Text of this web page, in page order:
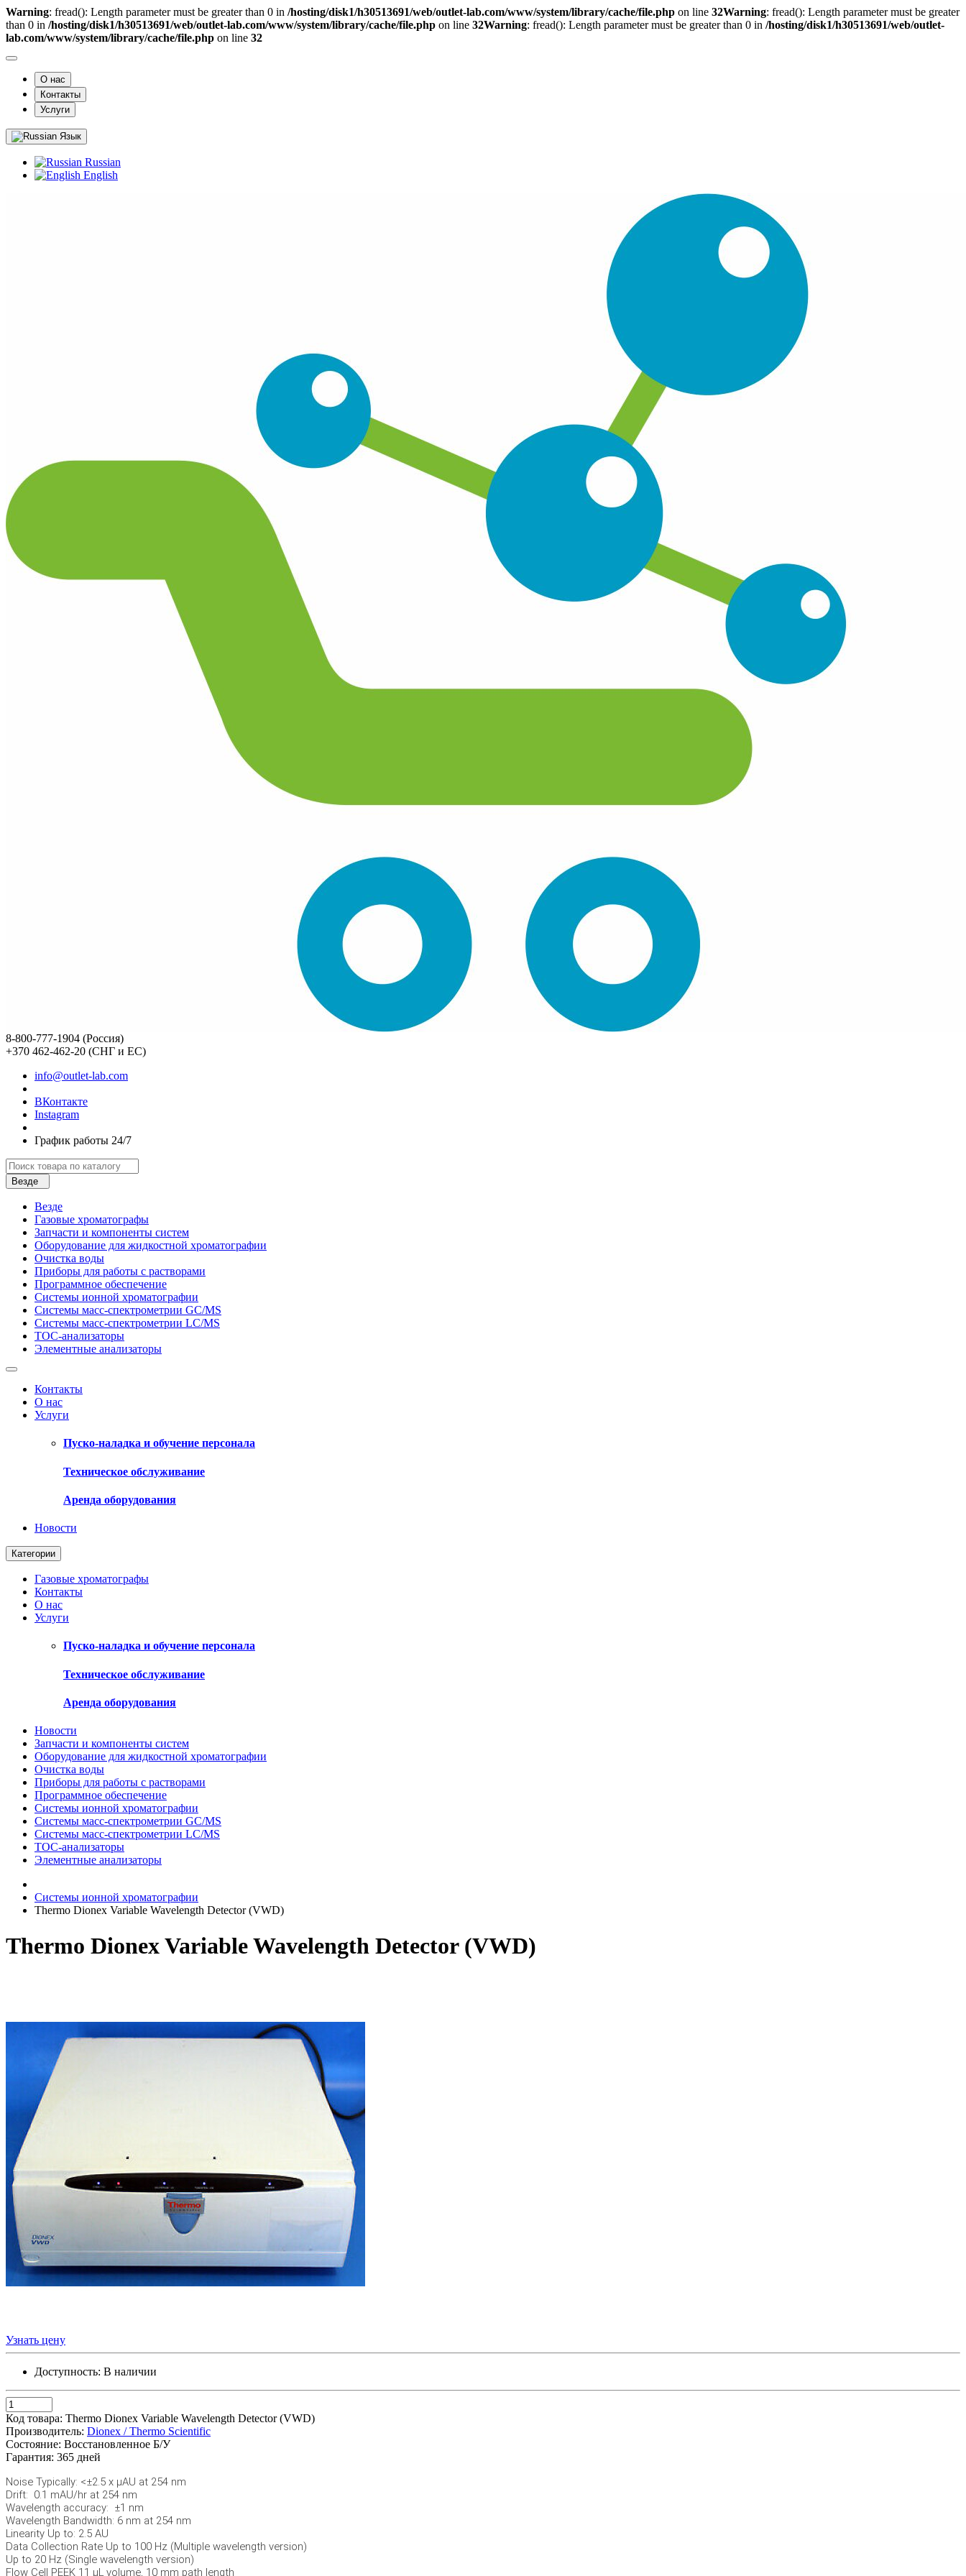
Warning: fread(): Length parameter must be greater than 0 in /hosting/disk1/h30513691/web/outlet-lab.com/www/system/library/cache/file.php on line 32Warning: fread(): Length parameter must be greater
than 0 in /hosting/disk1/h30513691/web/outlet-lab.com/www/system/library/cache/file.php on line 32Warning: fread(): Length parameter must be greater than 0 in /hosting/disk1/h30513691/web/outlet-
lab.com/www/system/library/cache/file.php on line 32
О нас
Контакты
Услуги
Язык
Russian
English
8-800-777-1904 (Россия)
+370 462-462-20 (СНГ и ЕС)
info@outlet-lab.com
ВКонтакте
Instagram
График работы 24/7
Везде
Везде
Газовые хроматографы
Запчасти и компоненты систем
Оборудование для жидкостной хроматографии
Очистка воды
Приборы для работы с растворами
Программное обеспечение
Системы ионной хроматографии
Системы масс-спектрометрии GC/MS
Системы масс-спектрометрии LC/MS
ТОС-анализаторы
Элементные анализаторы
Контакты
О нас
Услуги
Пуско-наладка и обучение персонала
Техническое обслуживание
Аренда оборудования
Новости
Категории
Газовые хроматографы
Контакты
О нас
Услуги
Пуско-наладка и обучение персонала
Техническое обслуживание
Аренда оборудования
Новости
Запчасти и компоненты систем
Оборудование для жидкостной хроматографии
Очистка воды
Приборы для работы с растворами
Программное обеспечение
Системы ионной хроматографии
Системы масс-спектрометрии GC/MS
Системы масс-спектрометрии LC/MS
ТОС-анализаторы
Элементные анализаторы
Системы ионной хроматографии
Thermo Dionex Variable Wavelength Detector (VWD)
Thermo Dionex Variable Wavelength Detector (VWD)
Узнать цену
Доступность: В наличии
Код товара: Thermo Dionex Variable Wavelength Detector (VWD)
Производитель: Dionex / Thermo Scientific
Состояние: Восстановленное Б/У
Гарантия: 365 дней
Noise Typically: <±2.5 x µAU at 254 nm
Drift: 0.1 mAU/hr at 254 nm
Wavelength accuracy: ±1 nm
Wavelength Bandwidth: 6 nm at 254 nm
Linearity Up to: 2.5 AU
Data Collection Rate Up to 100 Hz (Multiple wavelength version)
Up to 20 Hz (Single wavelength version)
Flow Cell PEEK 11 µL volume, 10 mm path length